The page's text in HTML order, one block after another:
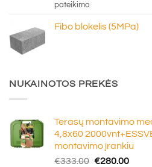
€6.20
pateikimo
Fibo blokelis (5MPa)
NUKAINOTOS PREKĖS
Terasų montavimo
4,8x60
montavimo įrankiu
€333.00 Original
€280.00